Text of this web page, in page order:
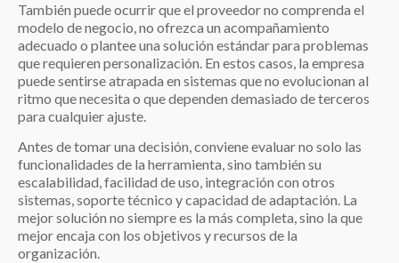
También puede ocurrir que el proveedor no comprenda el
modelo de negocio, no ofrezca un acompañamiento
adecuado o plantee una solución estándar para problemas
que requieren personalización. En estos casos, la empresa
puede sentirse atrapada en sistemas que no evolucionan al
ritmo que necesita o que dependen demasiado de terceros
para cualquier ajuste.
Antes de tomar una decisión, conviene evaluar no solo las
funcionalidades de la herramienta, sino también su
escalabilidad, facilidad de uso, integración con otros
sistemas, soporte técnico y capacidad de adaptación. La
mejor solución no siempre es la más completa, sino la que
mejor encaja con los objetivos y recursos de la
organización.